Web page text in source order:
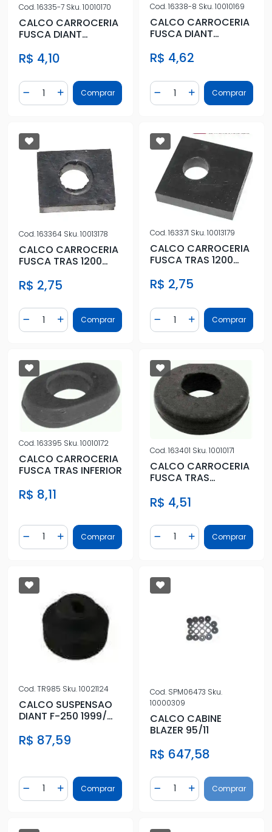
Cod.16335-7 Sku.10010170
CALCO CARROCERIA
FUSCA DIANT
R$ 4,10
Diminuir Quantidade
Quantidade
Adicionar Quantidade
Comprar
Cod.16338-8 Sku.10010169
CALCO CARROCERIA
FUSCA DIANT
R$ 4,62
Diminuir Quantidade
Quantidade
AdicionarComprar
Cod.163364 Sku.10013178
CALCO CARROCERIA
FUSCA TRAS 1200
R$ 2,75
Diminuir Quantidade
Quantidade
Adicionar Quantidade
Comprar
Cod.163371 Sku.10013179
CALCO CARROCERIA
FUSCA TRAS 1200
R$ 2,75
Diminuir Quantidade
Quantidade
AdicionarComprar
Cod.163395 Sku.10010172
CALCO CARROCERIA
FUSCA TRAS INFERIOR
R$ 8,11
Diminuir Quantidade
Quantidade
Adicionar Quantidade
Comprar
Cod.163401 Sku.10010171
CALCO CARROCERIA
FUSCA TRAS
R$ 4,51
Diminuir Quantidade
Quantidade
AdicionarComprar
Cod.TR985 Sku.10021124
CALCO SUSPENSAO
DIANT F-250 1999/
R$ 87,59
Diminuir Quantidade
Quantidade
Adicionar Quantidade
Comprar
Cod. SPM06473 Sku.
10000309
CALCO CABINE
BLAZER 95/11
R$ 647,58
Diminuir Quantidade
Quantidade
AdicionarComprar